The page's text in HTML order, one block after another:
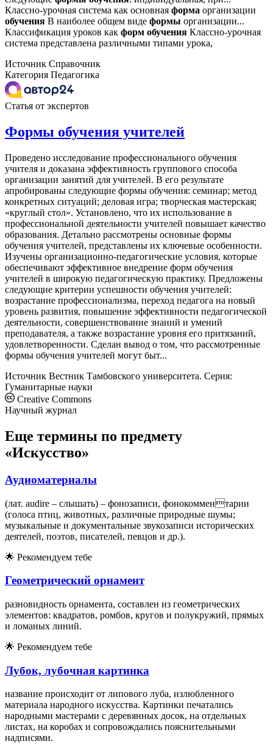
Классно-урочная система как основная форма организации
обучения В наиболее общем виде формы организации...
Классификация уроков как форм обучения Классно-урочная
система представлена различными типами урока,
Источник Справочник
Категория Педагогика
Статья от экспертов
Формы обучения учителей
Проведено исследование профессионального обучения
учителя и доказана эффективность группового способа
организации занятий для учителей. В его результате
апробированы следующие формы обучения: семинар; метод
конкретных ситуаций; деловая игра; творческая мастерская;
«круглый стол». Установлено, что их использование в
профессиональной деятельности учителей повышает качество
образования. Детально рассмотрены основные формы
обучения учителей, представлены их ключевые особенности.
Изучены организационно-педагогические условия, которые
обеспечивают эффективное внедрение форм обучения
учителей в широкую педагогическую практику. Предложены
следующие критерии успешности обучения учителей:
возрастание профессионализма, переход педагога на новый
уровень развития, повышение эффективности педагогической
деятельности, совершенствование знаний и умений
преподавателя, а также возрастание уровня его притязаний,
удовлетворенности. Сделан вывод о том, что рассмотренные
формы обучения учителей могут быт...
Источник Вестник Тамбовского университета. Серия:
Гуманитарные науки
Creative Commons
Научный журнал
Еще термины по предмету
«Искусство»
Аудиоматериалы
(лат. audire – cлышать) – фонозаписи, фонокомментарии
(голоса птиц, животных, различные природные шумы;
музыкальные и документальные звукозаписи исторических
деятелей, поэтов, писателей, певцов и др.).
🌟 Рекомендуем тебе
Геометрический орнамент
разновидность орнамента, составлен из геометрических
элементов: квадратов, ромбов, кругов и полукружий, прямых
и ломаных линий.
🌟 Рекомендуем тебе
Лубок, лубочная картинка
название происходит от липового луба, излюбленного
материала народного искусства. Картинки печатались
народными мастерами с деревянных досок, на отдельных
листах, на коробах и сопровождались пояснительными
надписями.